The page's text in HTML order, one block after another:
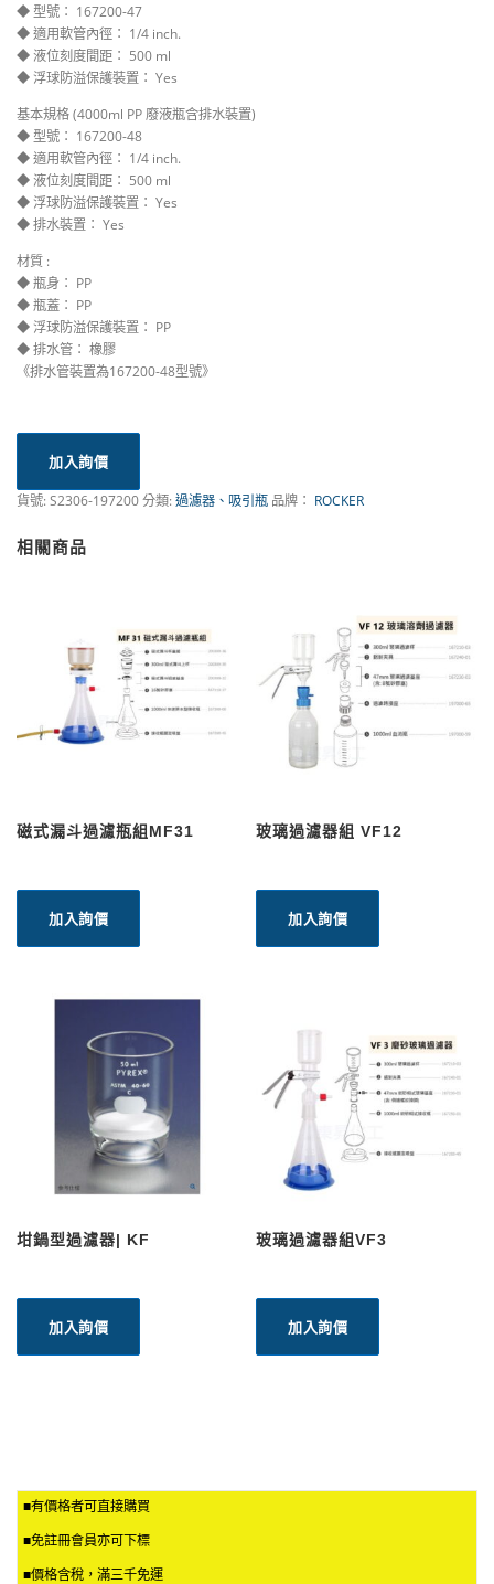
◆ 型號： 167200-47
◆ 適用軟管內徑： 1/4 inch.
◆ 液位刻度間距： 500 ml
◆ 浮球防溢保護裝置： Yes
基本規格 (4000ml PP 廢液瓶含排水裝置)
◆ 型號： 167200-48
◆ 適用軟管內徑： 1/4 inch.
◆ 液位刻度間距： 500 ml
◆ 浮球防溢保護裝置： Yes
◆ 排水裝置： Yes
材質 :
◆ 瓶身： PP
◆ 瓶蓋： PP
◆ 浮球防溢保護裝置： PP
◆ 排水管： 橡膠
《排水管裝置為167200-48型號》
加入詢價
貨號:S2306-197200分類:過濾器、吸引瓶 品牌： ROCKER
相關商品
磁式漏斗過濾瓶組MF31
加入詢價
玻璃過濾器組 VF12
加入詢價
坩鍋型過濾器| KF
加入詢價
玻璃過濾器組VF3
加入詢價
■有價格者可直接購買
■免註冊會員亦可下標
■價格含稅，滿三千免運